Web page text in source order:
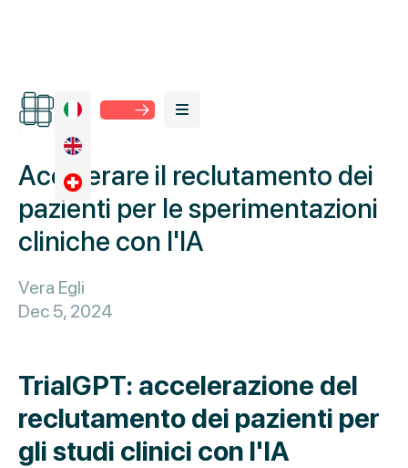
Back
Accelerare il reclutamento dei
pazienti per le sperimentazioni
cliniche con l'IA
Vera Egli
Dec 5, 2024
TrialGPT: accelerazione del
reclutamento dei pazienti per
gli studi clinici con l'IA